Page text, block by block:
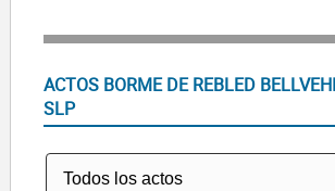
ACTOS BORME DE REBLED
SLP